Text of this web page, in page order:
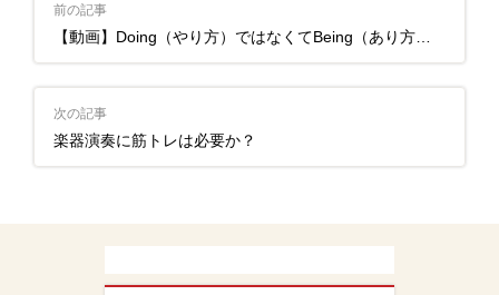
前の記事
【動画】Doing（やり方）ではなくてBeing（あり方）を改善するということ
次の記事
楽器演奏に筋トレは必要か？